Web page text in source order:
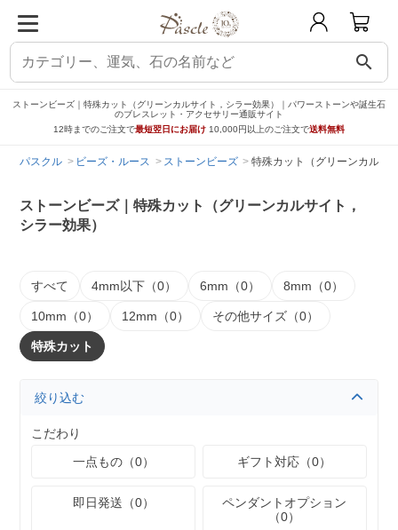
search
ストーンビーズ｜特殊カット（グリーンカルサイト，シラー効果）｜パワーストーンや誕生石
のブレスレット・アクセサリー通販サイト
12時までのご注文で最短翌日にお届け 10,000円以上のご注文で送料無料
パスクル ビーズ・ルース ストーンビーズ 特殊カット（グリーンカルサ
ストーンビーズ｜特殊カット（グリーンカルサイト，
シラー効果）
すべて 4mm以下（0） 6mm（0） 8mm（0）
10mm（0） 12mm（0） その他サイズ（0）
特殊カット
絞り込む
こだわり
一点もの（0）
ギフト対応（0）
即日発送（0）
ペンダントオプション
（0）